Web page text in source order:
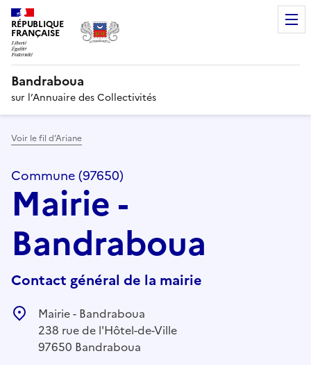
RÉPUBLIQUE
FRANÇAISE
Bandraboua
sur l’Annuaire des Collectivités
Voir le fil d’Ariane
Commune (97650)
Mairie -
Bandraboua
Contact général de la mairie
Mairie - Bandraboua
238 rue de l'Hôtel-de-Ville
97650 Bandraboua